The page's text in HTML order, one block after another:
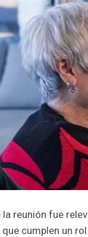
la reunión fue
cumplen un